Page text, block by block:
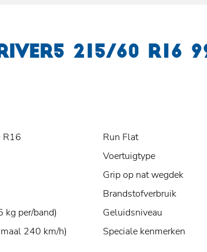
215/60 R16
kg per/band)
240 km/h)
Run Flat
Voertuigtype
Grip op nat wegdek
Brandstofverbruik
Geluidsniveau
Speciale kenmerken